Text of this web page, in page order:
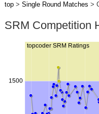
top> Single Round Matches >
SRM Competition